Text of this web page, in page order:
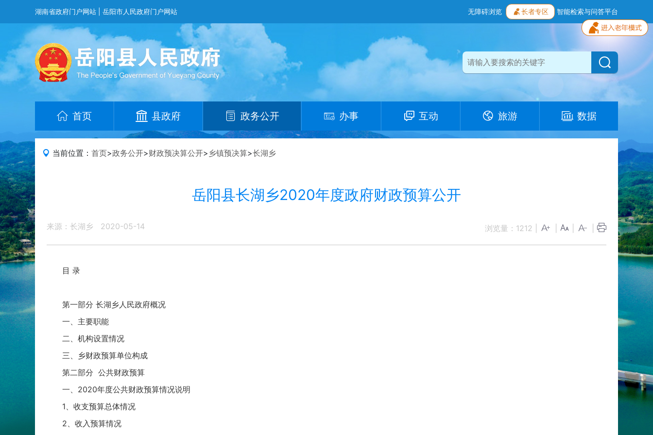
湖南省政府门户网站 岳阳市人民政府门户网站 无障碍浏览 长者专区 智能检索与问答平台
首页 县政府 政务公开 办事 互动 旅游 数据
当前位置： 首页>政务公开>财政预决算公开> 乡镇预决算>长湖乡
岳阳县长湖乡2020年度政府财政预算公开
来源：长湖乡 2020-05-14 浏览量： 1212
目 录
第一部分 长湖乡人民政府概况
一、主要职能
二、机构设置情况
三、乡财政预算单位构成
第二部分 公共财政预算
一、2020年度公共财政预算情况说明
1、收支预算总体情况
2、收入预算情况